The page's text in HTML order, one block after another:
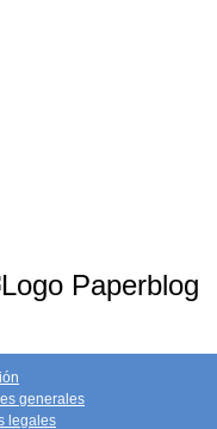
generales
legales